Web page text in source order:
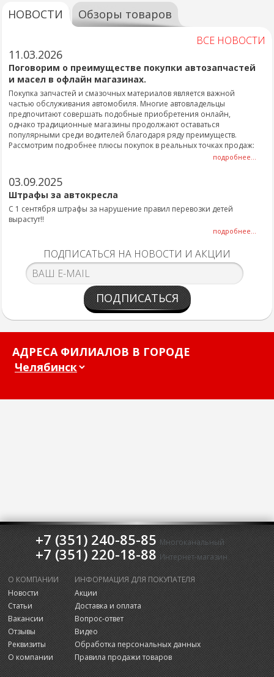
НОВОСТИ Обзоры товаров
ВСЕ НОВОСТИ
11.03.2026
Поговорим о преимуществе покупки автозапчастей
и масел в офлайн магазинах.
Покупка запчастей и смазочных материалов является важной
частью обслуживания автомобиля. Многие автовладельцы
предпочитают совершать подобные приобретения онлайн,
однако традиционные магазины продолжают оставаться
популярными среди водителей благодаря ряду преимуществ.
Рассмотрим подробнее плюсы покупок в реальных точках продаж:
подробнее...
03.09.2025
Штрафы за автокресла
С 1 сентября штрафы за нарушение правил перевозки детей
вырастут!!
подробнее...
ПОДПИСАТЬСЯ НА НОВОСТИ И АКЦИИ
ПОДПИСАТЬСЯ
АДРЕСА ФИЛИАЛОВ В ГОРОДЕ
+7 (351) 240-85-85 Многоканальный
+7 (351) 220-18-88 Интернет-магазин
О КОМПАНИИ
Новости
Статьи
Вакансии
Отзывы
Реквизиты
О компании
ИНФОРМАЦИЯ ДЛЯ ПОКУПАТЕЛЯ
Акции
Доставка и оплата
Вопрос-ответ
Видео
Обработка персональных данных
Правила продажи товаров